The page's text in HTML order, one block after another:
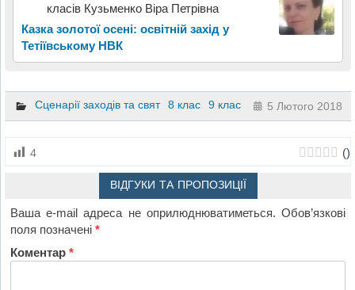
класів Кузьменко Віра Петрівна
Казка золотої осені: освітній захід у
Тетіївському НВК
Сценарії заходів та свят 8 клас 9 клас 5 Лютого 2018
4 ()
ВІДГУКИ ТА ПРОПОЗИЦІЇ
Ваша e-mail адреса не оприлюднюватиметься. Обов’язкові
поля позначені*
Коментар*